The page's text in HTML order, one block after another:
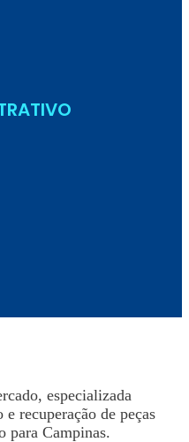
especializada
recuperação de peças
para Campinas.